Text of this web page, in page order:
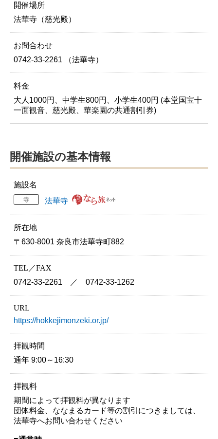
開催場所
法華寺（慈光殿）
お問合わせ
0742-33-2261 （法華寺）
料金
大人1000円、中学生800円、小学生400円 (本堂国宝十
一面観音、慈光殿、華楽園の共通割引券)
開催施設の基本情報
施設名
寺 法華寺
所在地
〒630-8001 奈良市法華寺町882
TEL／FAX
0742-33-2261 ／ 0742-33-1262
URL
https://hokkejimonzeki.or.jp/
拝観時間
通年 9:00～16:30
拝観料
期間によって拝観料が異なります
団体料金、ななまるカード等の割引につきましては、
法華寺へお問い合わせください